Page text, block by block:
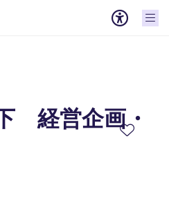
経営企画・